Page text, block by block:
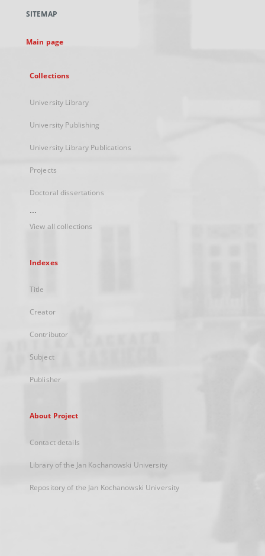
new
SITEMAP
Main page
Collections
University Library
University Publishing
University Library Publications
Projects
Doctoral dissertations
...
View all collections
Indexes
Title
Creator
Contributor
Subject
Publisher
About Project
Contact details
Library of the Jan Kochanowski University
Repository of the Jan Kochanowski University